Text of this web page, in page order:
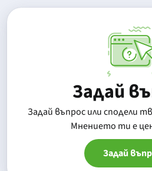
Задай
Задай въпрос или сподели
Mнението ти е
Задай